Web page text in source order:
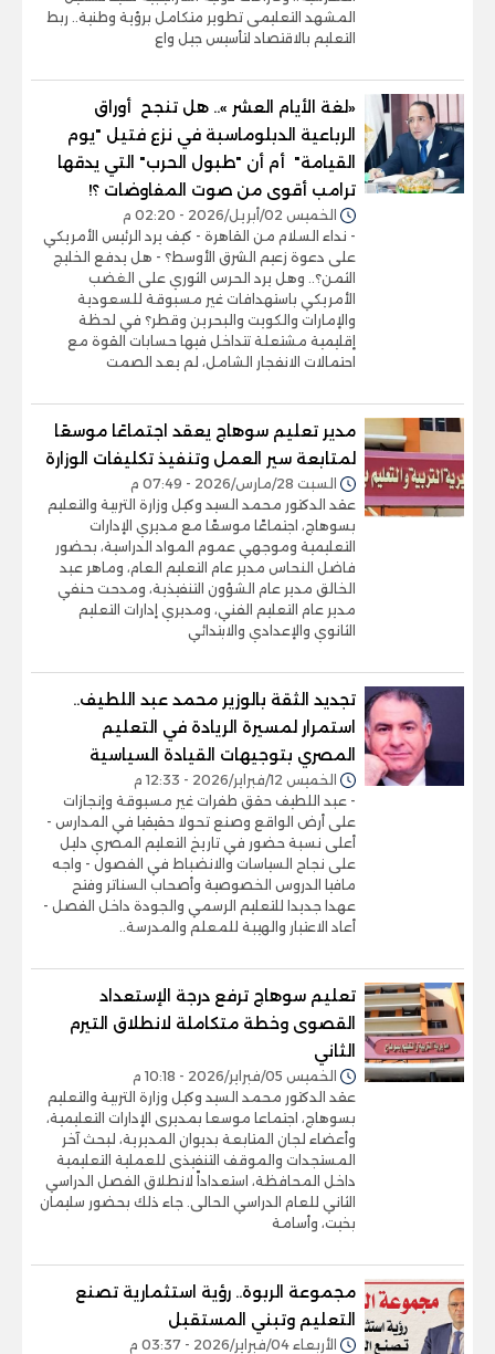
المشهد التعليمى تطوير متكامل برؤية وطنية.. ربط
التعليم بالاقتصاد لتأسيس جيل واع
«لغة الأيام العشر ».. هل تنجح أوراق
الرباعية الدبلوماسبة في نزع فتيل "يوم
القيامة" أم أن "طبول الحرب" التي يدقها
ترامب أقوى من صوت المفاوضات ؟!
الخميس 02/أبريل/2026 - 02:20 م
- نداء السلام من القاهرة - كيف يرد الرئيس الأمريكي
على دعوة زعيم الشرق الأوسط؟ - هل يدفع الخليج
الثمن؟.. وهل يرد الحرس الثوري على الغضب
الأمريكي باستهدافات غير مسبوقة للسعودية
والإمارات والكويت والبحرين وقطر؟ في لحظة
إقليمية مشتعلة تتداخل فيها حسابات القوة مع
احتمالات الانفجار الشامل، لم يعد الصمت
مدير تعليم سوهاج يعقد اجتماعًا موسعًا
لمتابعة سير العمل وتنفيذ تكليفات الوزارة
السبت 28/مارس/2026 - 07:49 م
عقد الدكتور محمد السيد وكيل وزارة التربية والتعليم
بسوهاج، اجتماعًا موسعًا مع مديري الإدارات
التعليمية وموجهي عموم المواد الدراسية، بحضور
فاضل النحاس مدير عام التعليم العام، وماهر عبد
الخالق مدير عام الشؤون التنفيذية، ومدحت حنفي
مدير عام التعليم الفني، ومديري إدارات التعليم
الثانوي والإعدادي والابتدائي
تجديد الثقة بالوزير محمد عبد اللطيف..
استمرار لمسيرة الريادة في التعليم
المصري بتوجيهات القيادة السياسية
الخميس 12/فبراير/2026 - 12:33 م
- عبد اللطيف حقق طفرات غير مسبوقة وإنجازات
على أرض الواقع وصنع تحولا حقيقيا في المدارس -
أعلى نسبة حضور في تاريخ التعليم المصري دليل
على نجاح السياسات والانضباط في الفصول - واجه
مافيا الدروس الخصوصية وأصحاب السناتر وفتح
عهدا جديدا للتعليم الرسمي والجودة داخل الفصل -
أعاد الاعتبار والهيبة للمعلم والمدرسة..
تعليم سوهاج ترفع درجة الإستعداد
القصوى وخطة متكاملة لانطلاق التيرم
الثاني
الخميس 05/فبراير/2026 - 10:18 م
عقد الدكتور محمد السيد وكيل وزارة التربية والتعليم
بسوهاج، اجتماعا موسعا بمديرى الإدارات التعليمية،
وأعضاء لجان المتابعة بديوان المديرية، لبحث آخر
المستجدات والموقف التنفيذى للعملية التعليمية
داخل المحافظة، استعداداً لانطلاق الفصل الدراسي
الثاني للعام الدراسي الحالى. جاء ذلك بحضور سليمان
بخيت، وأسامة
مجموعة الربوة.. رؤية استثمارية تصنع
التعليم وتبني المستقبل
الأربعاء 04/فبراير/2026 - 03:37 م